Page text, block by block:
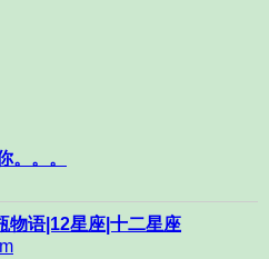
。。。
语|12星座|十二星座